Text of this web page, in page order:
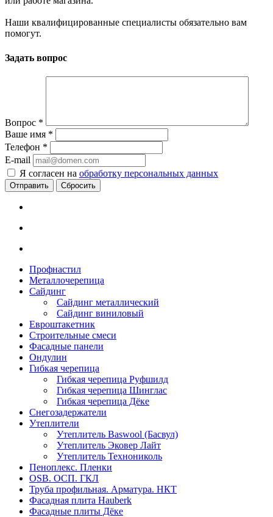
Наши квалифицированные специалисты обязательно вам
помогут.
Задать вопрос
Вопрос *
Ваше имя *
Телефон *
E-mail
Я согласен на обработку персональных данных
Сбросить
Профнастил
Металлочерепица
Сайдинг
Сайдинг металлический
Сайдинг виниловый
Евроштакетник
Строительные смеси
Фасадные панели
Ондулин
Гибкая черепица
Гибкая черепица Руфшилд
Гибкая черепица Шинглас
Гибкая черепица Дёке
Снегозадержатели
Утеплители
Утеплитель Baswool (Басвул)
Утеплитель Эковер Лайт
Утеплитель Технониколь
Пеноплекс. Пленки
OSB. ОСП. ГКЛ
Труба профильная. Арматура. НКТ
Фасадная плита Hauberk
Фасадные плиты Дёке